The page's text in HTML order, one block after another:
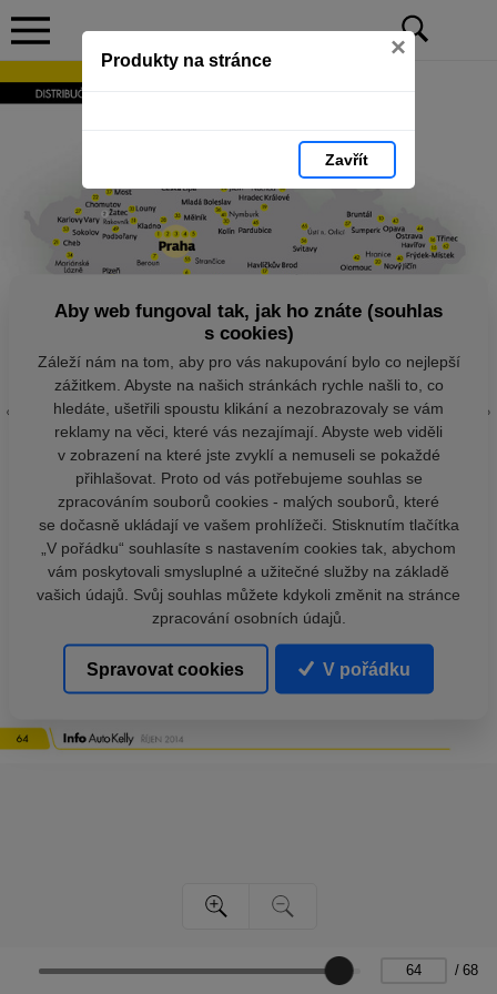
Produkty na stránce ×
Zavřít
/ 68
Aby web fungoval tak, jak ho znáte (souhlas
s cookies)
Záleží nám na tom, aby pro vás nakupování bylo co nejlepší
zážitkem. Abyste na našich stránkách rychle našli to, co
hledáte, ušetřili spoustu klikání a nezobrazovaly se vám
reklamy na věci, které vás nezajímají. Abyste web viděli
v zobrazení na které jste zvyklí a nemuseli se pokaždé
přihlašovat. Proto od vás potřebujeme souhlas se
zpracováním souborů cookies - malých souborů, které
se dočasně ukládají ve vašem prohlížeči. Stisknutím tlačítka
„V pořádku“ souhlasíte s nastavením cookies tak, abychom
vám poskytovali smysluplné a užitečné služby na základě
vašich údajů. Svůj souhlas můžete kdykoli změnit na stránce
zpracování osobních údajů.
Spravovat cookies V pořádku